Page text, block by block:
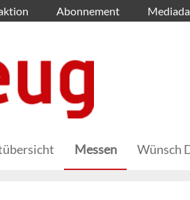
Abonnement
Messen Wünsch